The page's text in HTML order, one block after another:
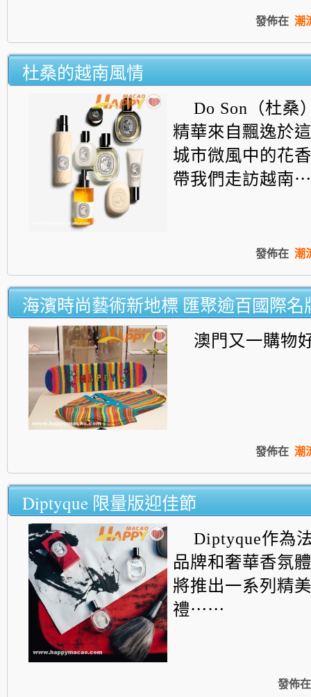
發佈在 潮
杜桑的越南風情
Do Son（杜桑
精華來自飄逸於
城市微風中的花
帶我們走訪越
發佈在 潮
海濱時尚藝術新地標 匯聚逾百國際名
澳門又一購
發佈在 潮
Diptyque 限量版迎佳節
Diptyque作為
品牌和奢華香氛
將推出一系列精
禮⋯⋯
發佈在